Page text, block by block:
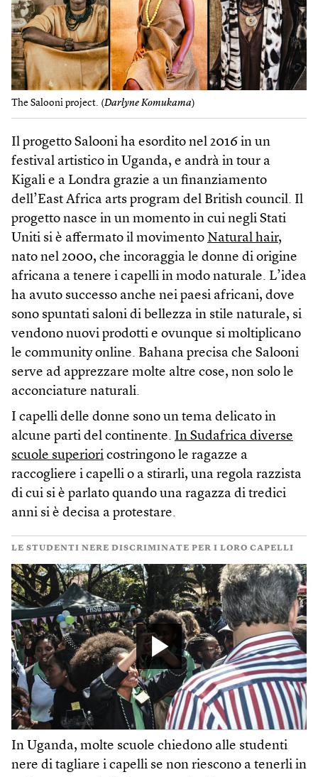
The Salooni project. (Darlyne Komukama)
Il progetto Salooni ha esordito nel 2016 in un
festival artistico in Uganda, e andrà in tour a
Kigali e a Londra grazie a un finanziamento
dell’East Africa arts program del British council. Il
progetto nasce in un momento in cui negli Stati
Uniti si è affermato il movimento Natural hair,
nato nel 2000, che incoraggia le donne di origine
africana a tenere i capelli in modo naturale. L’idea
ha avuto successo anche nei paesi africani, dove
sono spuntati saloni di bellezza in stile naturale, si
vendono nuovi prodotti e ovunque si moltiplicano
le community online. Bahana precisa che Salooni
serve ad apprezzare molte altre cose, non solo le
acconciature naturali.
I capelli delle donne sono un tema delicato in
alcune parti del continente. In Sudafrica diverse
scuole superiori costringono le ragazze a
raccogliere i capelli o a stirarli, una regola razzista
di cui si è parlato quando una ragazza di tredici
anni si è decisa a protestare.
LE STUDENTI NERE DISCRIMINATE PER I LORO CAPELLI
In Uganda, molte scuole chiedono alle studenti
nere di tagliare i capelli se non riescono a tenerli in